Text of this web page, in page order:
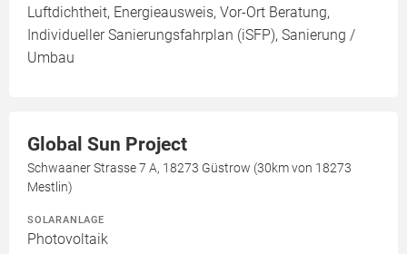
Luftdichtheit, Energieausweis, Vor-Ort Beratung,
Individueller Sanierungsfahrplan (iSFP), Sanierung /
Umbau
Global Sun Project
Schwaaner Strasse 7 A, 18273 Güstrow (30km von 18273
Mestlin)
SOLARANLAGE
Photovoltaik